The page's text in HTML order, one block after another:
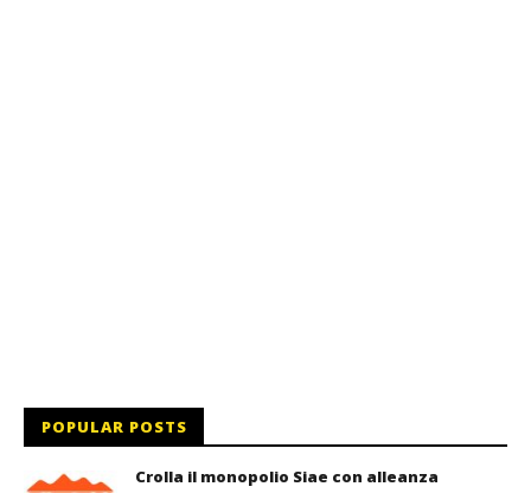
POPULAR POSTS
Crolla il monopolio Siae con alleanza